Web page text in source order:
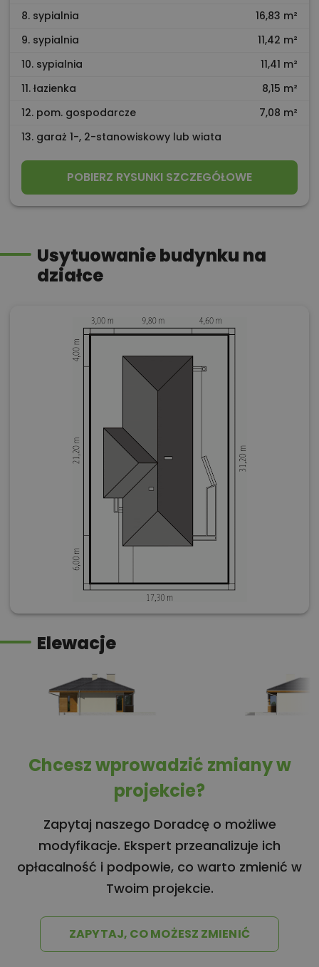
8. sypialnia
16,83 m²
9. sypialnia
11,42 m²
10. sypialnia
11,41 m²
11. łazienka
8,15 m²
12. pom. gospodarcze
7,08 m²
13. garaż 1-, 2-stanowiskowy lub wiata
POBIERZ RYSUNKI SZCZEGÓŁOWE
Usytuowanie budynku na
działce
Elewacje
Chcesz wprowadzić zmiany w
projekcie?
Zapytaj naszego Doradcę o możliwe
modyfikacje. Ekspert przeanalizuje ich
opłacalność i podpowie, co warto zmienić w
Twoim projekcie.
ZAPYTAJ, CO MOŻESZ ZMIENIĆ